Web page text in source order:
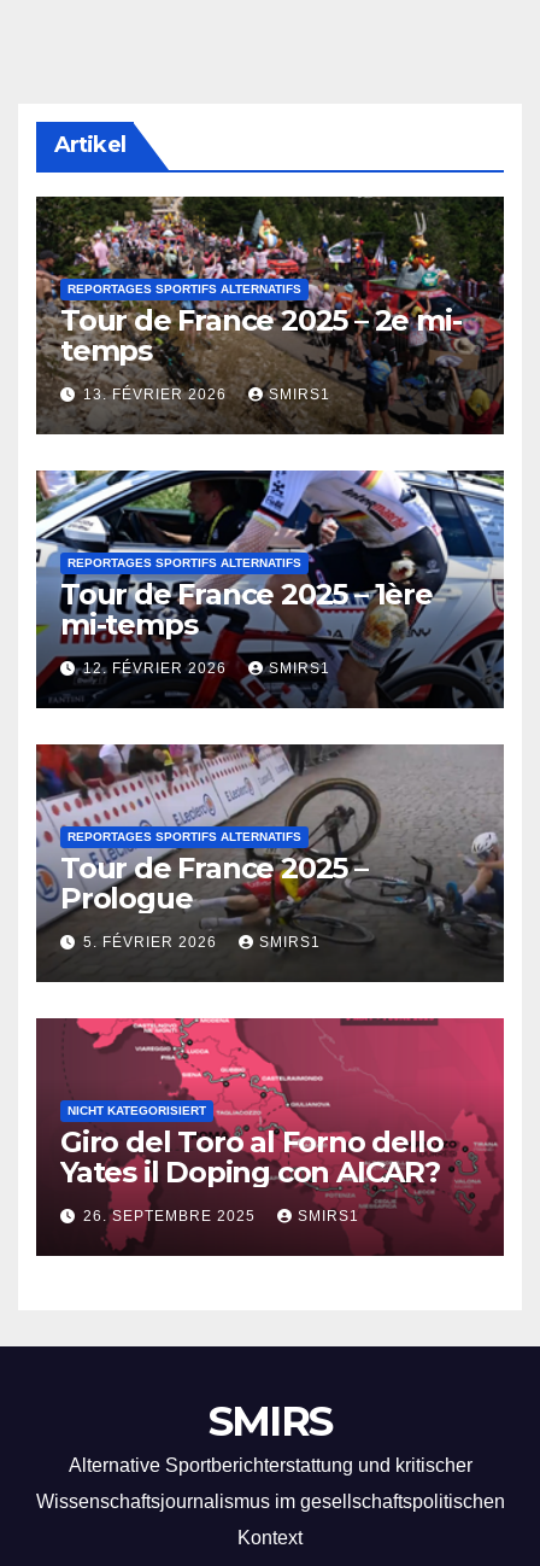
Artikel
REPORTAGES SPORTIFS ALTERNATIFS
Tour de France 2025 – 2e mi-
temps
13. FÉVRIER 2026 SMIRS1
REPORTAGES SPORTIFS ALTERNATIFS
Tour de France 2025 – 1ère
mi-temps
12. FÉVRIER 2026 SMIRS1
REPORTAGES SPORTIFS ALTERNATIFS
Tour de France 2025 –
Prologue
5. FÉVRIER 2026 SMIRS1
NICHT KATEGORISIERT
Giro del Toro al Forno dello
Yates il Doping con AICAR?
26. SEPTEMBRE 2025 SMIRS1
SMIRS
Alternative Sportberichterstattung und kritischer
Wissenschaftsjournalismus im gesellschaftspolitischen
Kontext